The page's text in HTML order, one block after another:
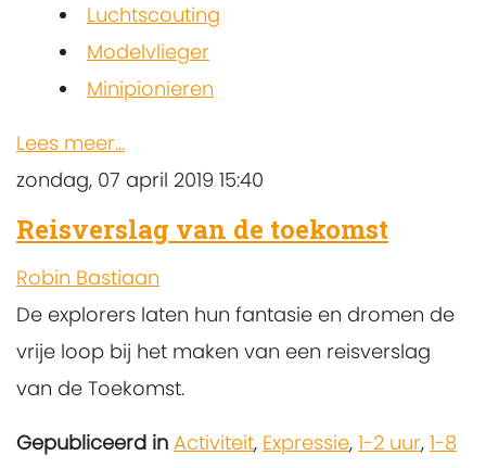
Luchtscouting
Modelvlieger
Minipionieren
Lees meer...
zondag, 07 april 2019 15:40
Reisverslag van de toekomst
Robin Bastiaan
De explorers laten hun fantasie en dromen de
vrije loop bij het maken van een reisverslag
van de Toekomst.
Gepubliceerd in Activiteit, Expressie, 1-2 uur, 1-8